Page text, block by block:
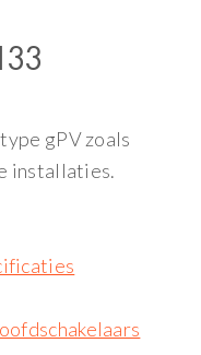
gPV zoals
installaties.